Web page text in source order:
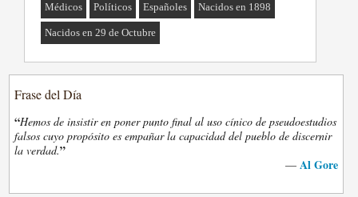
Médicos Políticos Españoles Nacidos en 1898
Nacidos en 29 de Octubre
Frase del Día
“Hemos de insistir en poner punto final al uso cínico de pseudoestudios
falsos cuyo propósito es empañar la capacidad del pueblo de discernir
la verdad.”
— Al Gore